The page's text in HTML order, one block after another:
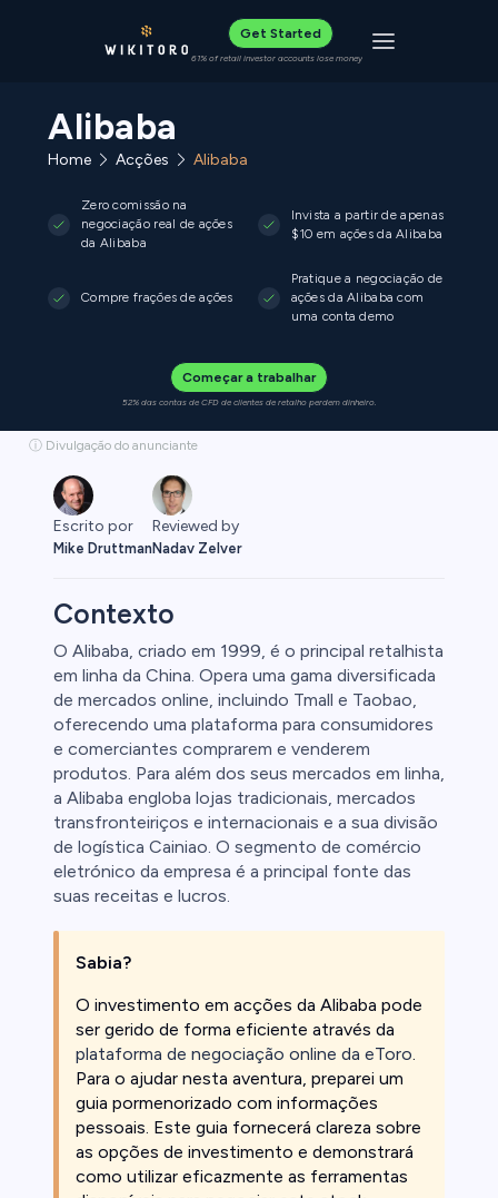
Get Started
61% of retail investor accounts lose money Toggle
Alibaba
Home Acções Alibaba
Zero comissão na
negociação real de ações
da Alibaba
Invista a partir de apenas
$10 em ações da Alibaba
Compre frações de ações
Pratique a negociação de
ações da Alibaba com
uma conta demo
Começar a trabalhar
52% das contas de CFD de clientes de retalho perdem dinheiro.
ⓘ Divulgação do anunciante
Escrito por
Mike Druttman
Reviewed by
Nadav Zelver
Contexto
O Alibaba, criado em 1999, é o principal retalhista
em linha da China. Opera uma gama diversificada
de mercados online, incluindo Tmall e Taobao,
oferecendo uma plataforma para consumidores
e comerciantes comprarem e venderem
produtos. Para além dos seus mercados em linha,
a Alibaba engloba lojas tradicionais, mercados
transfronteiriços e internacionais e a sua divisão
de logística Cainiao. O segmento de comércio
eletrónico da empresa é a principal fonte das
suas receitas e lucros.
Sabia?
O investimento em acções da Alibaba pode
ser gerido de forma eficiente através da
plataforma de negociação online da eToro.
Para o ajudar nesta aventura, preparei um
guia pormenorizado com informações
pessoais. Este guia fornecerá clareza sobre
as opções de investimento e demonstrará
como utilizar eficazmente as ferramentas